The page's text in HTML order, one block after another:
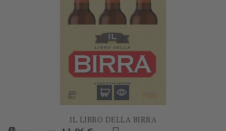
IL LIBRO DELLA BIRRA